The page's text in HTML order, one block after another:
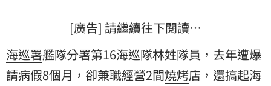
[廣告] 請繼續往下閱讀…
海巡署艦隊分署第16海巡隊林姓隊員，去年遭爆
請病假8個月，卻兼職經營2間燒烤店，還搞起海